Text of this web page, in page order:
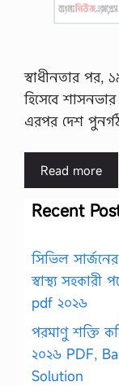
স্বাধীনতার পর,
হিসেবে
এরপর দেশ
Read more
Recent
সিভিল
স্বাস্থ্য সহকারী
pdf ২০২৬
পরমাণু শক্তি
২০২৬ PDF,
Solution